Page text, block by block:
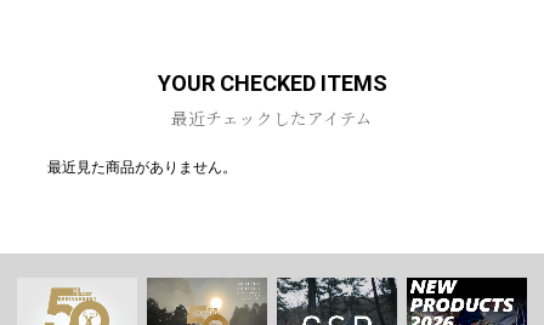
YOUR CHECKED ITEMS
最近チェックしたアイテム
最近見た商品がありません。